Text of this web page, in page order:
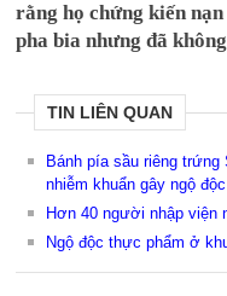
rằng họ chứng kiến
pha bia nhưng đã
TIN LIÊN QUAN
Bánh pía sầu riêng
nhiễm khuẩn gây ngộ độc
Hơn 40 người nhập viện
Ngộ độc thực phẩm ở